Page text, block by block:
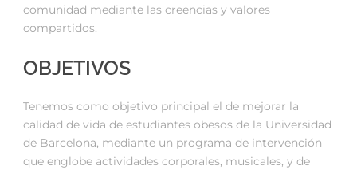
comunidad mediante las creencias y valores
compartidos.
OBJETIVOS
Tenemos como objetivo principal el de mejorar la
calidad de vida de estudiantes obesos de la Universidad
de Barcelona, mediante un programa de intervención
que englobe actividades corporales, musicales, y de